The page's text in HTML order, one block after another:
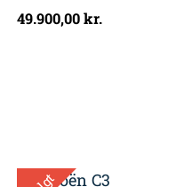
49.900,00kr.